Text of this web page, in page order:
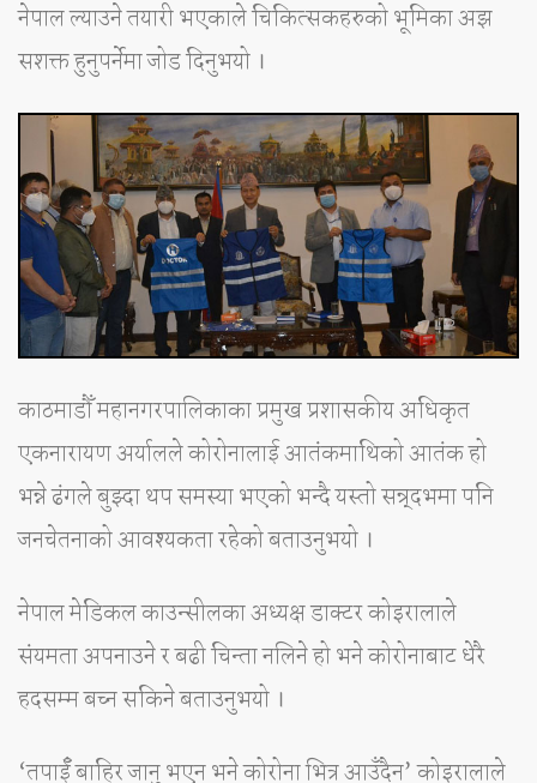
नेपाल ल्याउने तयारी भएकाले चिकित्सकहरुको भूमिका अझ
सशक्त हुनुपर्नेमा जोड दिनुभयो ।
काठमाडौँ महानगरपालिकाका प्रमुख प्रशासकीय अधिकृत
एकनारायण अर्यालले कोरोनालाई आतंकमाथिको आतंक हो
भन्ने ढंगले बुझ्दा थप समस्या भएको भन्दै यस्तो सन्र्दभमा पनि
जनचेतनाको आवश्यकता रहेको बताउनुभयो ।
नेपाल मेडिकल काउन्सीलका अध्यक्ष डाक्टर कोइरालाले
संयमता अपनाउने र बढी चिन्ता नलिने हो भने कोरोनाबाट धेरै
हदसम्म बच्न सकिने बताउनुभयो ।
‘तपाईँ बाहिर जानु भएन भने कोरोना भित्र आउँदैन’ कोइरालाले